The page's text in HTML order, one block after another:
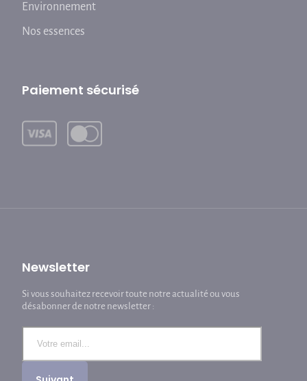
Environnement
Nos essences
Paiement sécurisé
Newsletter
Si vous souhaitez recevoir toute notre actualité ou vous
désabonner de notre newsletter :